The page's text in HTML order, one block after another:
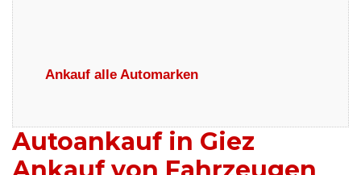
Ankauf alle Automarken
Autoankauf in Giez